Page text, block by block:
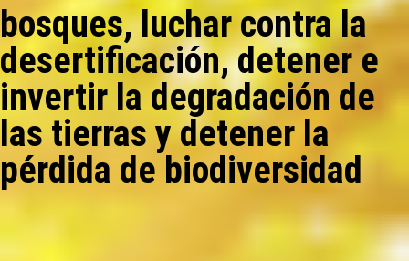
bosques, luchar contra la
desertificación, detener e
invertir la degradación de
las tierras y detener la
pérdida de biodiversidad